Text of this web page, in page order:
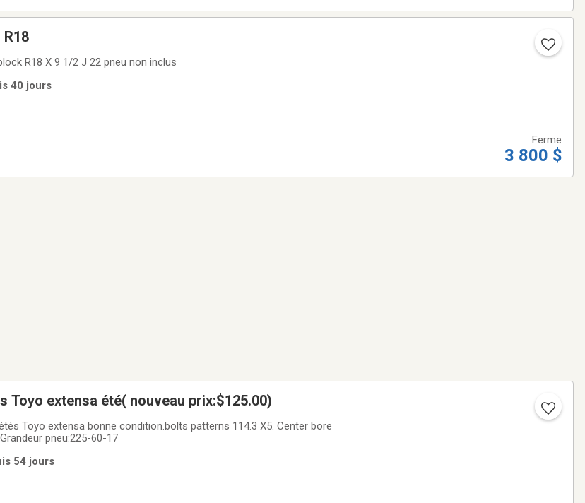
R18 X 9 1/2 J 22 pneu non inclus
40 jours
Ferme
3 800 $
Toyo extensa été( nouveau prix:$125.00)
Toyo extensa bonne condition.bolts patterns 114.3 X5. Center bore
66.1. $125.00. faut que ça parte! Grandeur pneu:225-60-17
54 jours